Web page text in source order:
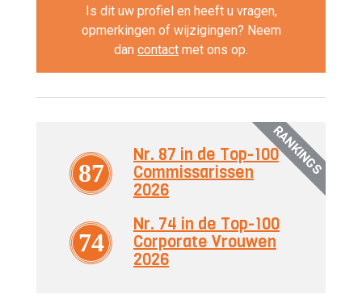
Is dit uw profiel en heeft u vragen,
opmerkingen of wijzigingen? Neem
dan contact met ons op.
RANKINGS
87
Nr. 87 in de Top-100
Commissarissen
2026
74
Nr. 74 in de Top-100
Corporate Vrouwen
2026